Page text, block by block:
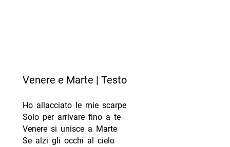
Venere e Marte | Testo
Ho allacciato le mie scarpe
Solo per arrivare fino a te
Venere si unisce a Marte
Se alzi gli occhi al cielo